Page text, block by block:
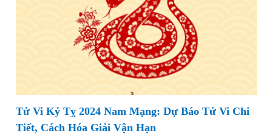
Tử Vi Kỷ Tỵ 2024 Nam Mạng: Dự Báo Tử Vi Chi
Tiết, Cách Hóa Giải Vận Hạn